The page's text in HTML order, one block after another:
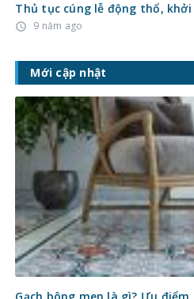
Thủ tục cúng lễ động thổ,
access_time 9 năm ago
Mới cập nhật